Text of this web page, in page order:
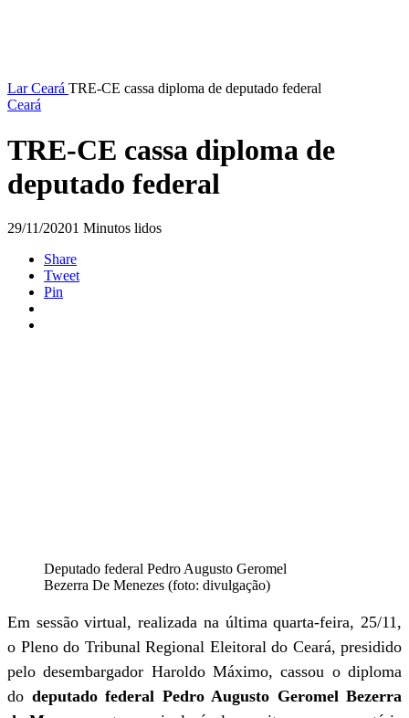
LarCeará TRE-CE cassa diploma de deputado federal
Ceará
TRE-CE cassa diploma de
deputado federal
29/11/20201 Minutos lidos
Share
Tweet
Pin
Deputado federal Pedro Augusto Geromel
Bezerra De Menezes (foto: divulgação)
Em sessão virtual, realizada na última quarta-feira, 25/11,
o Pleno do Tribunal Regional Eleitoral do Ceará, presidido
pelo desembargador Haroldo Máximo, cassou o diploma
do deputado federal Pedro Augusto Geromel Bezerra